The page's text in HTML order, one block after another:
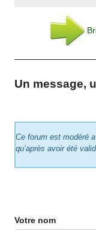
Un message,
Ce forum est modéré
qu’après avoir été
Votre nom